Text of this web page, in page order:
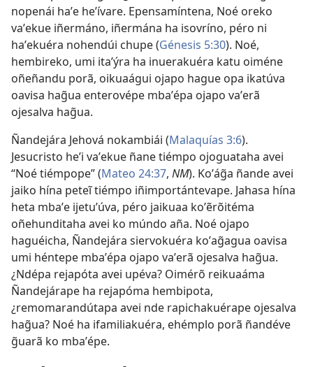
nopenái haʼe heʼívare. Epensamíntena, Noé oreko
vaʼekue iñermáno, iñermána ha isovríno, péro ni
haʼekuéra nohendúi chupe (Génesis 5:30). Noé,
hembireko, umi itaʼýra ha inuerakuéra katu oiméne
oñeñandu porã, oikuaágui ojapo hague opa ikatúva
oavisa hag̃ua enterovépe mbaʼépa ojapo vaʼerã
ojesalva hag̃ua.
Ñandejára Jehová nokambiái (Malaquías 3:6).
Jesucristo heʼi vaʼekue ñane tiémpo ojoguataha avei
“Noé tiémpope” (Mateo 24:37, NM). Koʼág̃a ñande avei
jaiko hína peteĩ tiémpo iñimportántevape. Jahasa hína
heta mbaʼe ijetuʼúva, péro jaikuaa koʼẽrõitéma
oñehunditaha avei ko múndo aña. Noé ojapo
haguéicha, Ñandejára siervokuéra koʼag̃agua oavisa
umi héntepe mbaʼépa ojapo vaʼerã ojesalva hag̃ua.
¿Ndépa rejapóta avei upéva? Oimérõ reikuaáma
Ñandejárape ha rejapóma hembipota,
¿remomarandútapa avei nde rapichakuérape ojesalva
hag̃ua? Noé ha ifamiliakuéra, ehémplo porã ñandéve
g̃uarã ko mbaʼépe.